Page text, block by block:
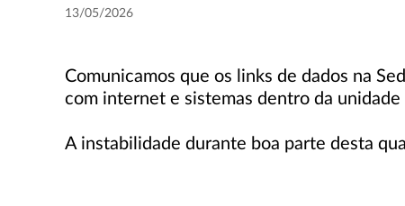
13/05/2026
Comunicamos que os links de dados na
com internet e sistemas dentro da
A instabilidade durante boa parte desta